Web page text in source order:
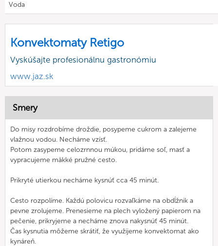
Voda
Konvektomaty Retigo
Vyskúšajte profesionálnu gastronómiu
www.jaz.sk
Smery
Do misy rozdrobíme droždie, posypeme cukrom a zalejeme
vlažnou vodou. Necháme vzísť.
Potom zasypeme celozrnnou múkou, pridáme soľ, masť a
vypracujeme mäkké pružné cesto.
Prikryté utierkou necháme kysnúť cca 45 minút.
Cesto rozpolíme. Každú polovicu rozvaľkáme na obdĺžnik a
pevne zrolujeme. Prenesieme na plech vyložený papierom na
pečenie, prikryjeme a necháme znova nakysnúť 45 minút.
Čas kysnutia môžeme skrátiť, že využijeme konvektomat ako
kynáreň.